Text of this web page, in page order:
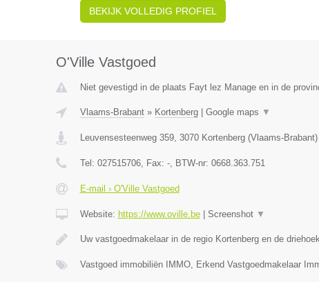
BEKIJK VOLLEDIG PROFIEL
O'Ville Vastgoed
Niet gevestigd in de plaats Fayt lez Manage en in de
Vlaams-Brabant» Kortenberg| Google maps ▼
Leuvensesteenweg 359, 3070 Kortenberg(Vlaams-Brabant)
Tel: 027515706, Fax: -, BTW-nr: 0668.363.751
E-mail › O'Ville Vastgoed
Website: https://www.oville.be| Screenshot ▼
Uw vastgoedmakelaar in de regio Kortenberg en de
Vastgoed immobiliën IMMO, Erkend Vastgoedmakelaar